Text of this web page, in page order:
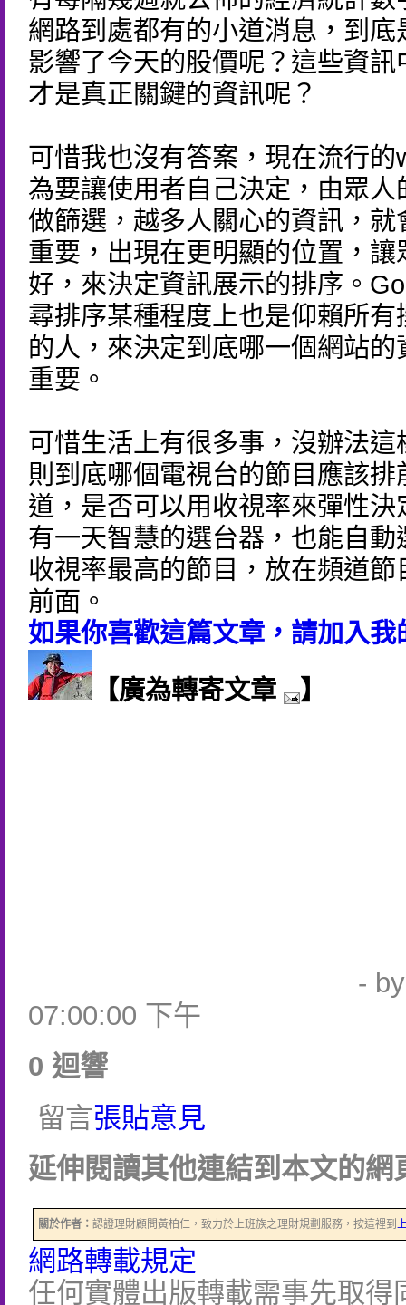
網路到處都有的小道消息，到底
影響了今天的股價呢？這些資訊
才是真正關鍵的資訊呢？
可惜我也沒有答案，現在流行的
為要讓使用者自己決定，由眾人
做篩選，越多人關心的資訊，就
重要，出現在更明顯的位置，讓
好，來決定資訊展示的排序。
尋排序某種程度上也是仰賴所有
的人，來決定到底哪一個網站的
重要。
可惜生活上有很多事，沒辦法這
則到底哪個電視台的節目應該排
道，是否可以用收視率來彈性決
有一天智慧的選台器，也能自動
收視率最高的節目，放在頻道節
前面。
如果你喜歡這篇文章，請加入我
【廣為轉寄文章
】
-
07:00:00 下午
0 迴響
留言張貼意見
延伸閱讀其他連結到本文的網
關於作者： 認證理財顧問黃柏仁，致力於上班族之理財規劃服務，按這裡到
網路轉載規定
任何實體出版轉載需事先取得